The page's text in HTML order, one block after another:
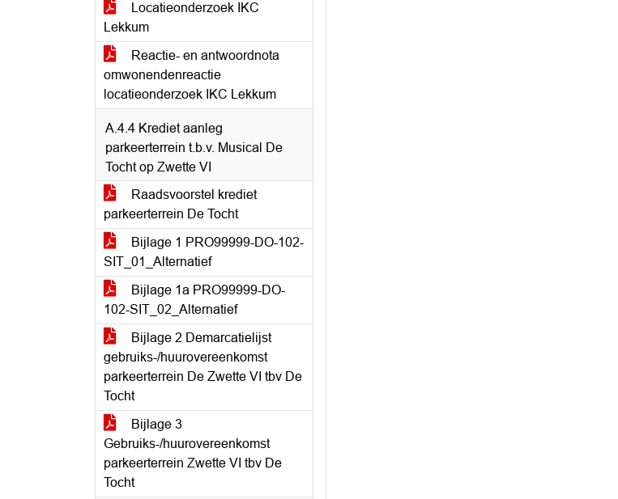
Locatieonderzoek IKC
Lekkum
Reactie- en antwoordnota
omwonendenreactie
locatieonderzoek IKC Lekkum
A.4.4 Krediet aanleg
parkeerterrein t.b.v. Musical De
Tocht op Zwette VI
Raadsvoorstel krediet
parkeerterrein De Tocht
Bijlage 1 PRO99999-DO-102-
SIT_01_Alternatief
Bijlage 1a PRO99999-DO-
102-SIT_02_Alternatief
Bijlage 2 Demarcatielijst
gebruiks-/huurovereenkomst
parkeerterrein De Zwette VI tbv De
Tocht
Bijlage 3
Gebruiks-/huurovereenkomst
parkeerterrein Zwette VI tbv De
Tocht